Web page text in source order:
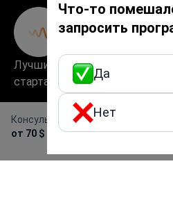
Консультация офтальмолога
от 70 $
Что-то
запросить
Да
Нет
Лучший медицинский
стартап в Европе